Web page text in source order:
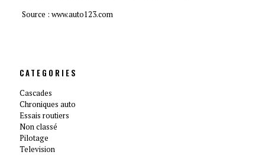
Source : www.auto123.com
CATEGORIES
Cascades
Chroniques auto
Essais routiers
Non classé
Pilotage
Television